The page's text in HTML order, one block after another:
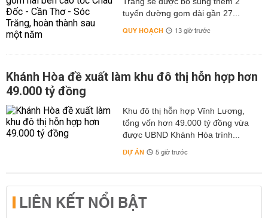
tuyến đường gom dài gần 27...
QUY HOẠCH 13 giờ trước
Khánh Hòa đề xuất làm khu đô thị hỗn hợp hơn
49.000 tỷ đồng
Khu đô thị hỗn hợp Vĩnh Lương,
tổng vốn hơn 49.000 tỷ đồng vừa
được UBND Khánh Hòa trình...
DỰ ÁN 5 giờ trước
LIÊN KẾT NỔI BẬT